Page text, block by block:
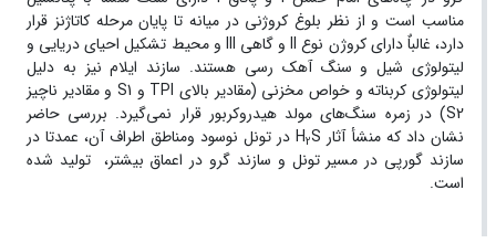
مناسب است و از نظر بلوغ کروژنی در میانه تا پایان مرحله کاتاژنز قرار
دارد، غالباٌ دارای کروژن نوع II و گاهی III و محیط تشکیل احیای دریایی و
لیتولوژی شیل و سنگ آهک رسی هستند. سازند ایلام نیز به دلیل
لیتولوژی کربناته و خواص مخزنی (مقادیر بالای TPI و S1 و مقادیر ناچیز
S2) در زمره سنگ‌های مولد هیدروکربور قرار نمی‌گیرد. بررسی حاضر
نشان داد که منشأ آثار H
2
S در تونل نوسود ومناطق اطراف آن، عمدتا در
سازند گورپی در مسیر تونل و سازند گرو در اعماق بیشتر، تولید شده
است.